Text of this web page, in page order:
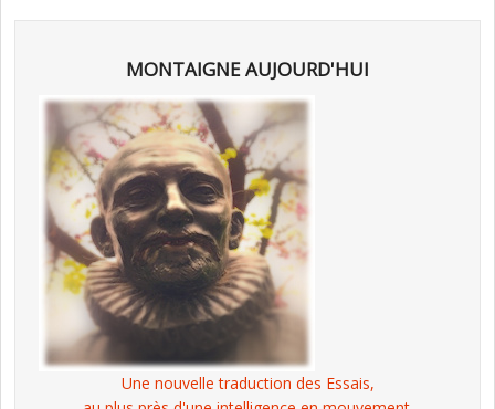
MONTAIGNE AUJOURD'HUI
Une nouvelle traduction des Essais,